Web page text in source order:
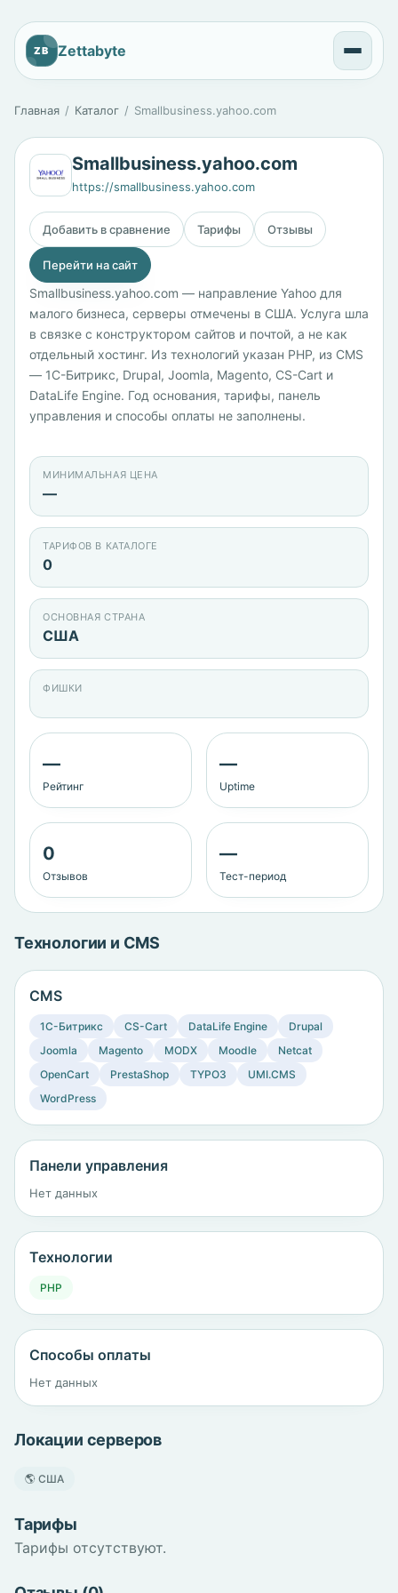
ZB Zettabyte
Главная Каталог Smallbusiness.yahoo.com
Smallbusiness.yahoo.com
https://smallbusiness.yahoo.com
Добавить в сравнение Тарифы Отзывы
Перейти на сайт
Smallbusiness.yahoo.com — направление Yahoo для
малого бизнеса, серверы отмечены в США. Услуга шла
в связке с конструктором сайтов и почтой, а не как
отдельный хостинг. Из технологий указан PHP, из CMS
— 1С-Битрикс, Drupal, Joomla, Magento, CS-Cart и
DataLife Engine. Год основания, тарифы, панель
управления и способы оплаты не заполнены.
МИНИМАЛЬНАЯ ЦЕНА
—
ТАРИФОВ В КАТАЛОГЕ
0
ОСНОВНАЯ СТРАНА
США
ФИШКИ
—
Рейтинг
—
Uptime
0
Отзывов
—
Тест-период
Технологии и CMS
CMS
1C-Битрикс CS-Cart DataLife Engine
Drupal
Joomla
Magento MODX Moodle
Netcat
OpenCart
PrestaShop TYPO3
UMI.CMS
WordPress
Панели управления
Нет данных
Технологии
PHP
Способы оплаты
Нет данных
Локации серверов
🌎 США
Тарифы
Тарифы отсутствуют.